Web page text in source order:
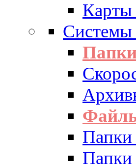
Карты
Системы
Папки
Папки